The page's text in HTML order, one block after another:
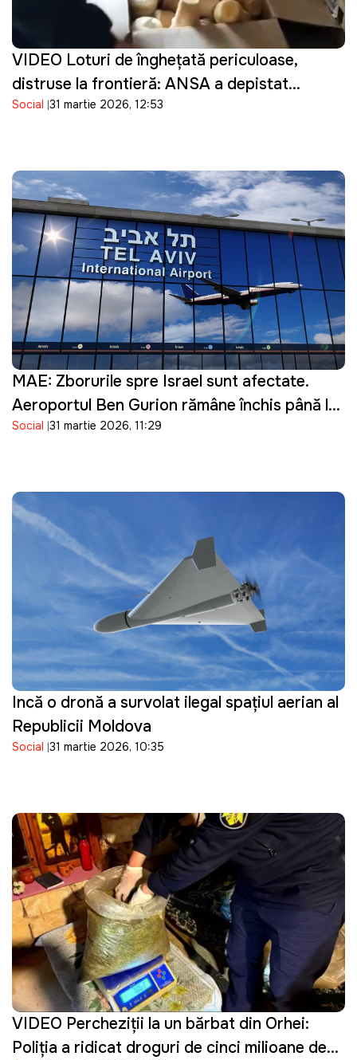
VIDEO Loturi de înghețată periculoase,
distruse la frontieră: ANSA a depistat
bacterii în produsele importate
Social 31 martie 2026, 12:53
MAE: Zborurile spre Israel sunt afectate.
Aeroportul Ben Gurion rămâne închis până la
16 aprilie
Social 31 martie 2026, 11:29
Incă o dronă a survolat ilegal spațiul aerian al
Republicii Moldova
Social 31 martie 2026, 10:35
VIDEO Percheziţii la un bărbat din Orhei:
Poliţia a ridicat droguri de cinci milioane de